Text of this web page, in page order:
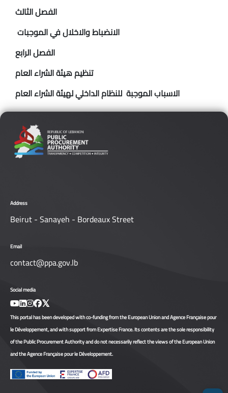
الفصل الثالث
الانضباط والاخلال في الموجبات
الفصل الرابع
تنظيم هيئة الشراء العام
الاسباب الموجبة للنظام الداخلي لهيئة الشراء العام
Address
Beirut - Sanayeh - Bordeaux Street
Email
contact@ppa.gov.lb
Social media
This portal has been developed with co-funding from the European Union and Agence Française pour
le Développement, and with support from Expertise France. Its contents are the sole responsibility
of the Public Procurement Authority and do not necessarily reflect the views of the European Union
and the Agence Française pour le Développement.